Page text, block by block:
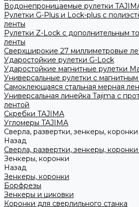
Водонепроницаемые рулетки
Рулетки G-Plus и Lock-plus с
ленты
Рулетки Z-Lock с дополнительным
ленты
Сверхширокие 27 миллиметровые
Ударостойкие рулетки G-Lock
Ударостойкие магнитные рулетки
Универсальные рулетки с
Самоклеющаяся стальная мерная
Универсальная линейка Tajima с
лентой
Скребки TAJIMA
Угломеры TAJIMA
Сверла, развертки, зенкеры,
Назад
Сверла, развертки, зенкеры,
Зенкеры, коронки
Назад
Зенкеры, коронки
Борфрезы
Зенкеры и циковки
Коронки для сверлильного станка